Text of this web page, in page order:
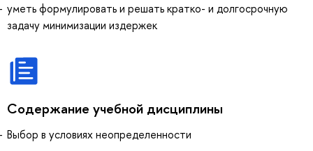
уметь формулировать и решать кратко- и долгосрочную
задачу минимизации издержек
Содержание учебной дисциплины
Выбор в условиях неопределенности